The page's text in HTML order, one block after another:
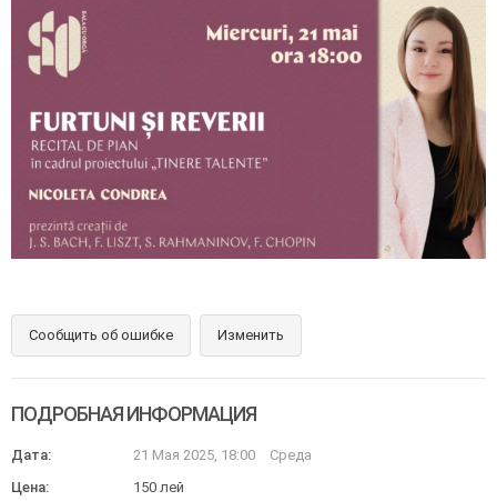
Сообщить об ошибке Изменить
ПОДРОБНАЯ ИНФОРМАЦИЯ
Дата: 21 Мая 2025, 18:00
Среда
Цена:
150 лей